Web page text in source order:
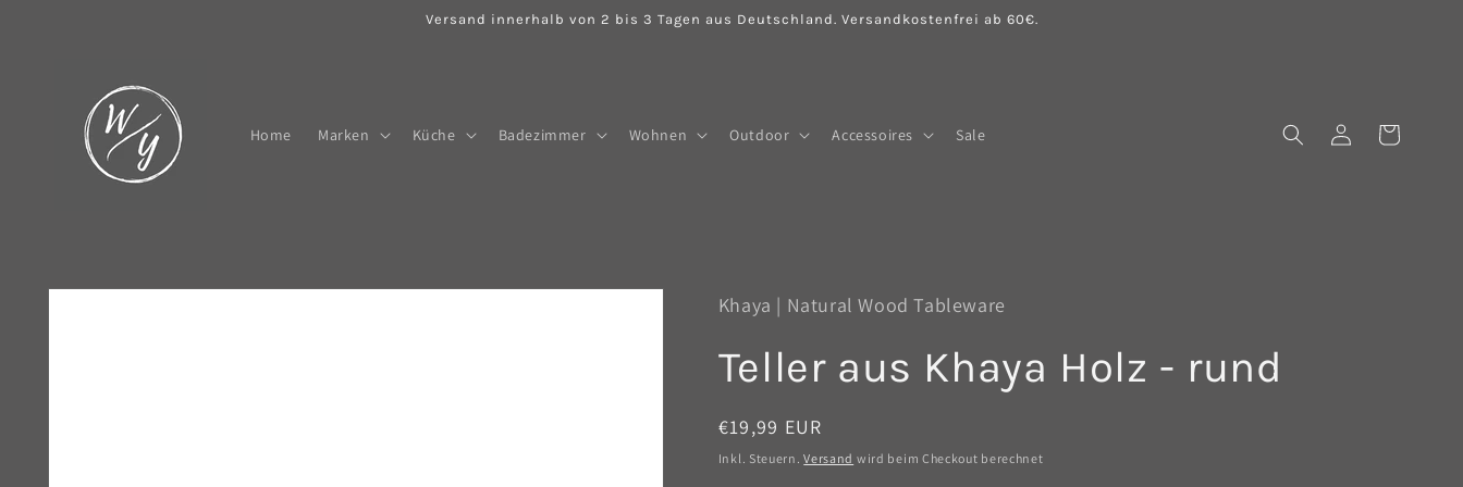
Versand innerhalb von 2 bis 3 Tagen aus Deutschland. Versandkostenfrei ab 60€.
Home Marken Küche Badezimmer Wohnen Outdoor Accessoires Sale EinloggenWarenkorb
Zu
Khaya | Natural Wood Tableware
Teller aus Khaya Holz - rund
Normaler
Preis
€19,99 EUR
Inkl. Steuern.Versand wird beim Checkout berechnet